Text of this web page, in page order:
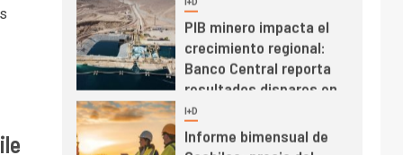
Cochilco: precio del
cobre alcanza
máximos por escasez
de concentrados
5 I+D
precio del cobre y
educación superior se